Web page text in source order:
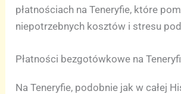
płatnościach na Teneryfie, które
niepotrzebnych kosztów i stresu
Płatności bezgotówkowe na
Na Teneryfie, podobnie jak w całej